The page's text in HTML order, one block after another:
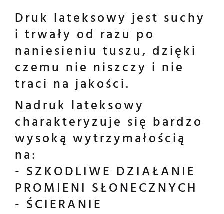
Druk lateksowy jest suchy
i trwały od razu po
naniesieniu tuszu, dzięki
czemu nie niszczy i nie
traci na jakości.
Nadruk lateksowy
charakteryzuje się bardzo
wysoką wytrzymałością
na:
- SZKODLIWE DZIAŁANIE
PROMIENI SŁONECZNYCH
- ŚCIERANIE